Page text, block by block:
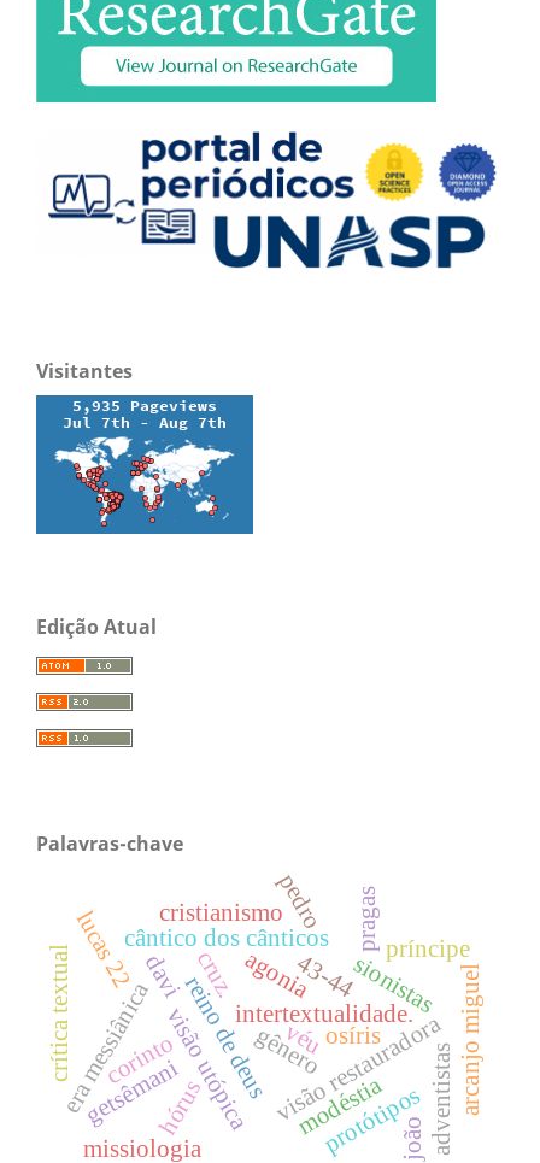
Visitantes
Edição Atual
Palavras-chave
cântico dos cânticos
43-44
davi
intertextualidade.
reino de deusvisão restauradora
visão utópica
era messiânica sionistas
adventistas
corinto véu
gênero
modéstia
pragas
lucas 22
crítica textual
pedro
príncipe
arcanjo miguel
getsêmani
cristianismo
protótipos
hórus
osíris
agonia
cruz.
joão
missiologia